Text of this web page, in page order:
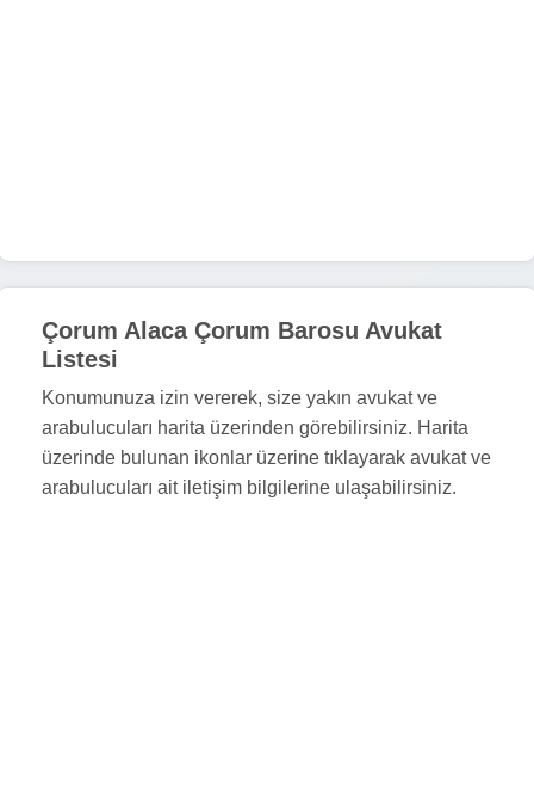
Çorum Alaca Çorum Barosu Avukat
Listesi
Konumunuza izin vererek, size yakın avukat ve
arabulucuları harita üzerinden görebilirsiniz. Harita
üzerinde bulunan ikonlar üzerine tıklayarak avukat ve
arabulucuları ait iletişim bilgilerine ulaşabilirsiniz.